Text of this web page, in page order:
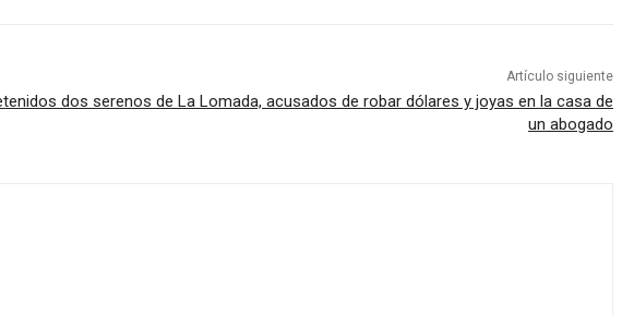
Artículo siguiente
dos serenos de La Lomada, acusados de robar dólares y joyas en la casa de
un abogado